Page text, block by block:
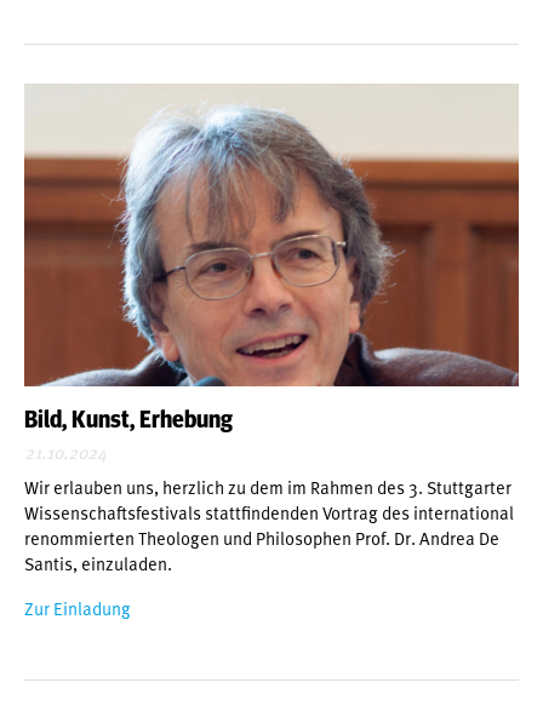
Bild, Kunst, Erhebung
21.10.2024
Wir erlauben uns, herzlich zu dem im Rahmen des 3. Stuttgarter
Wissenschaftsfestivals stattfindenden Vortrag des international
renommierten Theologen und Philosophen Prof. Dr. Andrea De
Santis, einzuladen.
Zur Einladung